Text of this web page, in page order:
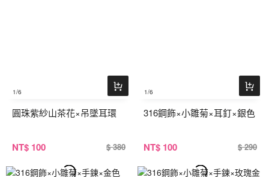
1/6
圓珠紫紗山茶花×吊墜耳環
NT$ 100 $ 380
1/6
316鋼飾×小雛菊×耳釘×銀色
NT$ 100 $ 290